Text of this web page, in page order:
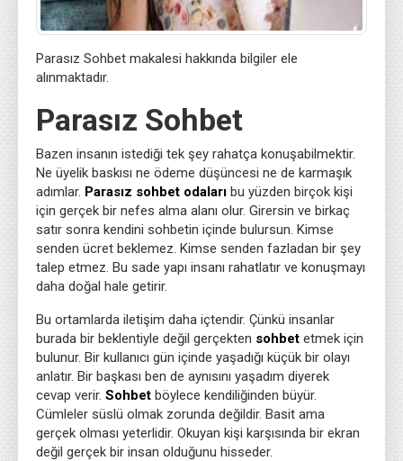
Parasız Sohbet makalesi hakkında bilgiler ele
alınmaktadır.
Parasız Sohbet
Bazen insanın istediği tek şey rahatça konuşabilmektir.
Ne üyelik baskısı ne ödeme düşüncesi ne de karmaşık
adımlar. Parasız sohbet odaları bu yüzden birçok kişi
için gerçek bir nefes alma alanı olur. Girersin ve birkaç
satır sonra kendini sohbetin içinde bulursun. Kimse
senden ücret beklemez. Kimse senden fazladan bir şey
talep etmez. Bu sade yapı insanı rahatlatır ve konuşmayı
daha doğal hale getirir.
Bu ortamlarda iletişim daha içtendir. Çünkü insanlar
burada bir beklentiyle değil gerçekten sohbet etmek için
bulunur. Bir kullanıcı gün içinde yaşadığı küçük bir olayı
anlatır. Bir başkası ben de aynısını yaşadım diyerek
cevap verir. Sohbet böylece kendiliğinden büyür.
Cümleler süslü olmak zorunda değildir. Basit ama
gerçek olması yeterlidir. Okuyan kişi karşısında bir ekran
değil gerçek bir insan olduğunu hisseder.